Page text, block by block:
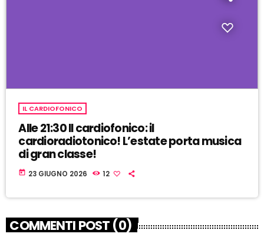
IL CARDIOFONICO
Alle 21:30 Il cardiofonico: il
cardioradiotonico! L’estate porta musica
di gran classe!
today 23 GIUGNO 2026 12
COMMENTI POST (0)